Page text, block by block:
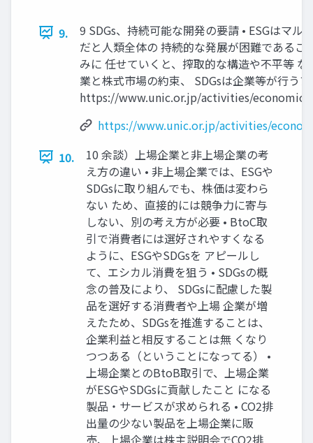
9.
9 SDGs、持続可能な開発の要請 • ESGはマ
だと人類全体の 持続的な発展が困難であるこ
みに 任せていくと、搾取的な構造や不平等
業と株式市場の約束、 SDGsは企業等が行う
https://www.unic.or.jp/activities/
https://www.unic.or.jp/activities/
10.
10 余談）上場企業と非上場企業の考
え方の違い • 非上場企業では、ESGや
SDGsに取り組んでも、株価は変わら
ない ため、直接的には競争力に寄与
しない、別の考え方が必要 • BtoC取
引で消費者には選好されやすくなる
ように、ESGやSDGsを アピールし
て、エシカル消費を狙う • SDGsの概
念の普及により、 SDGsに配慮した製
品を選好する消費者や上場 企業が増
えたため、SDGsを推進することは、
企業利益と相反することは無 くなり
つつある（ということになってる） •
上場企業とのBtoB取引で、上場企業
がESGやSDGsに貢献したこと になる
製品・サービスが求められる • CO2排
出量の少ない製品を上場企業に販
売、上場企業は株主説明会でCO2排